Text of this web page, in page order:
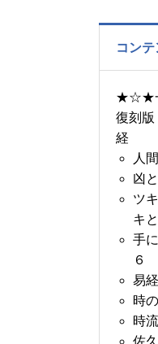
コンテ
★☆★一
復刻版
経
人
凶
ツ
キ
手
６
易
時
時